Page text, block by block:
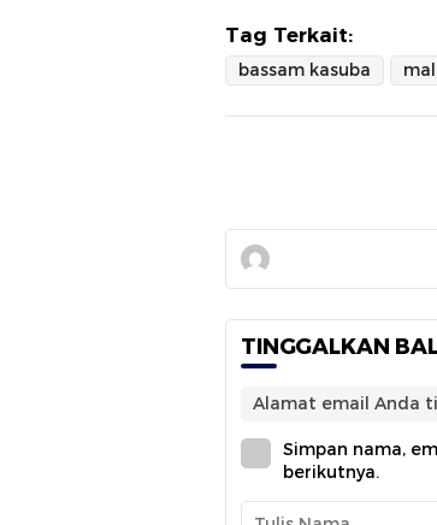
Tag Terkait:
bassam kasuba
TINGGALKAN
Alamat email Anda
Simpan nama,
berikutnya.